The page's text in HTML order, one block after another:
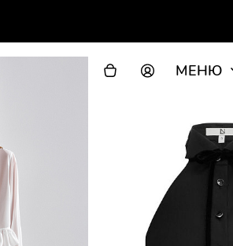
МЕНЮ